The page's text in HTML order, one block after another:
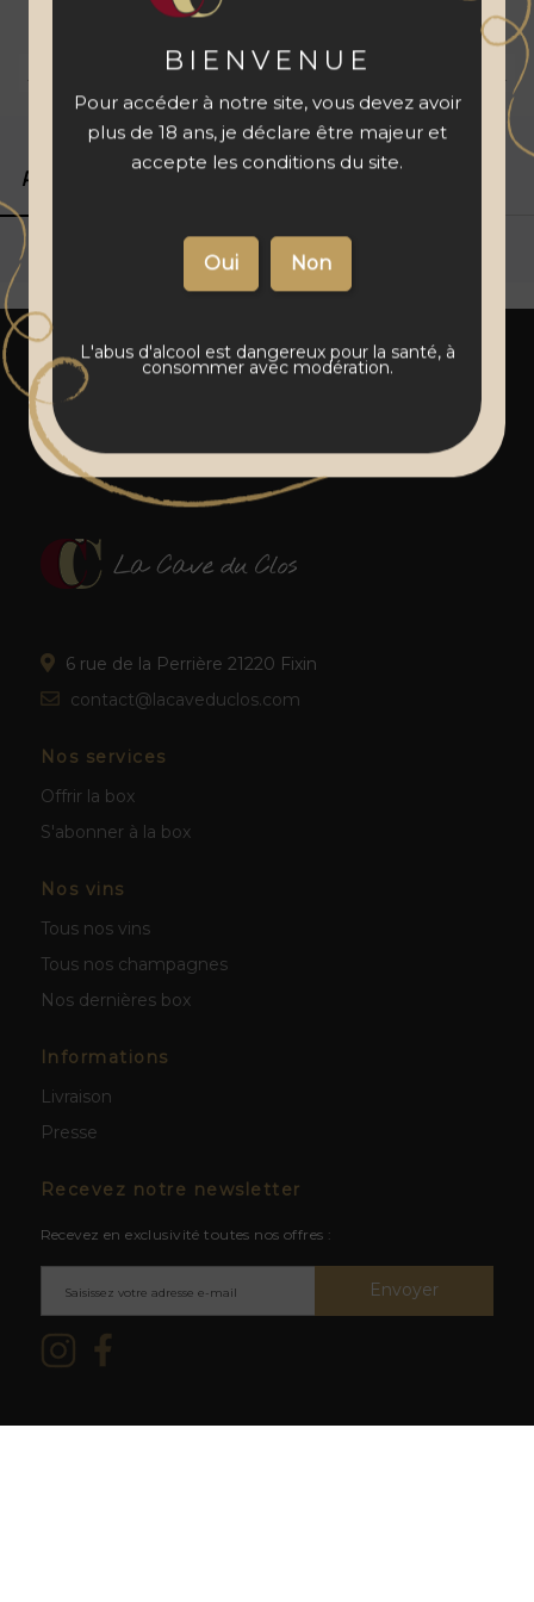
Livraison 48 à 72 h Vins français Paiement sécurisé
Produits associés
6 rue de la Perrière 21220 Fixin
contact@lacaveduclos.com
Nos services
Offrir la box
S'abonner à la box
Nos vins
Tous nos vins
Tous nos champagnes
Nos dernières box
Informations
Livraison
Presse
Recevez notre newsletter
Recevez en exclusivité toutes nos offres :
Envoyer
BIENVENUE
Pour accéder à notre site, vous devez avoir
plus de 18 ans, je déclare être majeur et
accepte les conditions du site.
L'abus d'alcool est dangereux pour la santé, à
consommer avec modération.